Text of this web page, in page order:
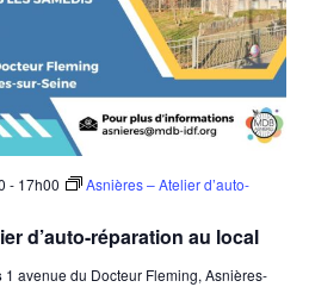
d’auto-réparation au local
- 17h00
Asnières – Atelier d’auto-
1 avenue du Docteur Fleming, Asnières-